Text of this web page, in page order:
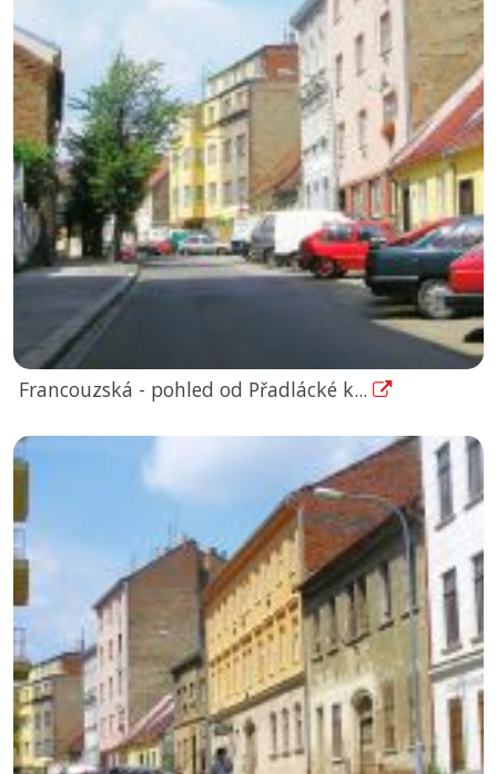
Francouzská - pohled od Přadlácké k...